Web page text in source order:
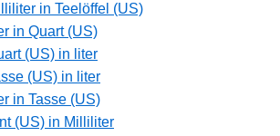
in Teelöffel (US)
in Quart (US)
(US) in liter
(US) in liter
in Tasse (US)
(US) in Milliliter